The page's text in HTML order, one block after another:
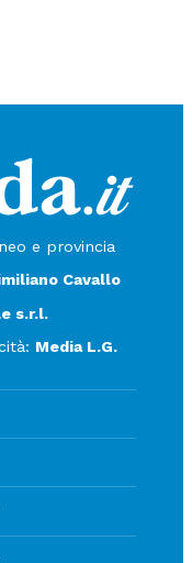
e provincia
Cavallo
s.r.l.
Media L.G.